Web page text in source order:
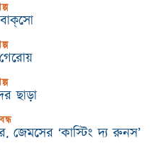
ছাড়া
জেমসের ‘কাস্টিং দ্য রুনস’